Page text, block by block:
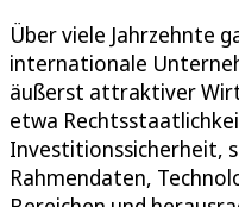
Über viele Jahrzehnte
internationale
äußerst attraktiver
etwa
Investitionssicherheit,
Rahmendaten,